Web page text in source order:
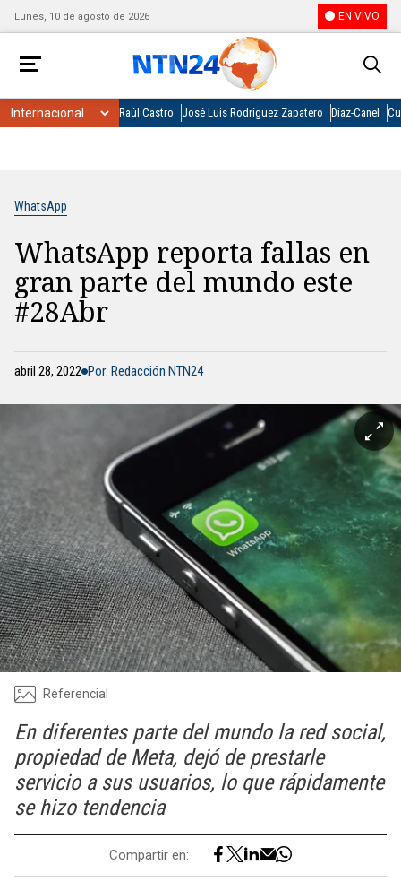
Lunes, 10 de agosto de 2026 EN VIVO
Raúl Castro José Luis Rodríguez Zapatero Díaz-Canel
WhatsApp
WhatsApp reporta fallas en
gran parte del mundo este
#28Abr
abril 28, 2022 Por: Redacción NTN24
Referencial
En diferentes parte del mundo la red social,
propiedad de Meta, dejó de prestarle
servicio a sus usuarios, lo que rápidamente
se hizo tendencia
Compartir en: